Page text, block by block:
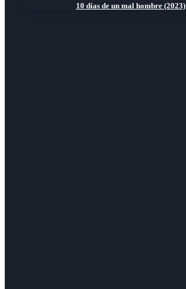
10 días de un mal hombre (2023)